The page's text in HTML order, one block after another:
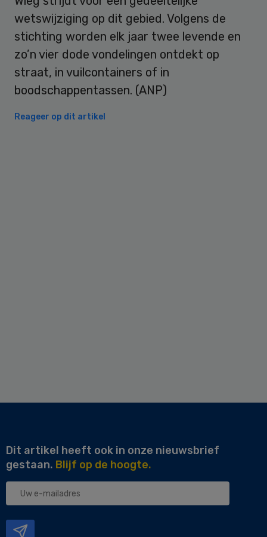
wetswijziging op dit gebied. Volgens de
stichting worden elk jaar twee levende en
zo’n vier dode vondelingen ontdekt op
straat, in vuilcontainers of in
boodschappentassen. (ANP)
Reageer op dit artikel
Dit artikel heeft ook in onze nieuwsbrief
gestaan. Blijf op de hoogte.
Uw